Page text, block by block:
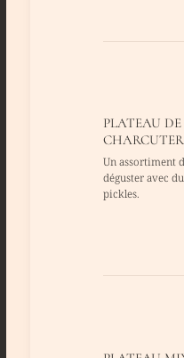
PLATEAU DE
Un assortiment
déguster avec
pickles.